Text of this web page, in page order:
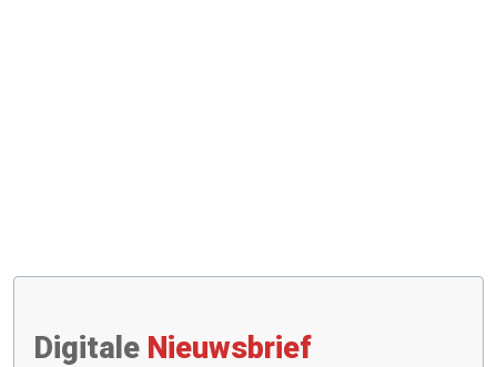
Digitale Nieuwsbrief